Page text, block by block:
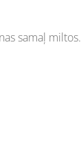
samaļ miltos.